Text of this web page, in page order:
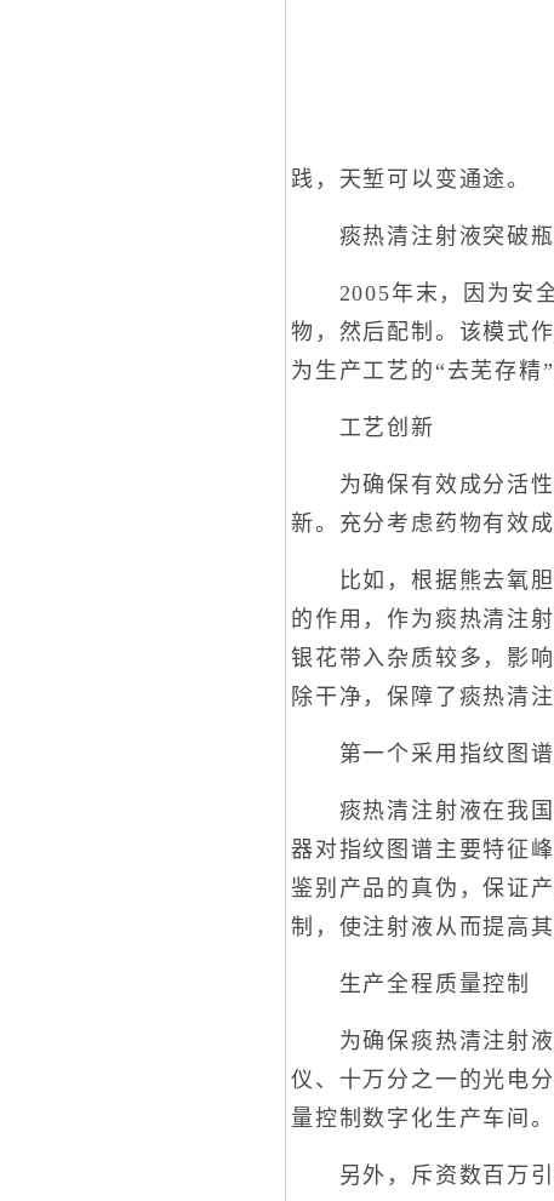
践，天堑可以变通途。
痰热清注射液突破瓶
2005年末，因为安全
物，然后配制。该模式
为生产工艺的“去芜存精
工艺创新
为确保有效成分活性
新。充分考虑药物有效
比如，根据熊去氧胆
的作用，作为痰热清注
银花带入杂质较多，影
除干净，保障了痰热清
第一个采用指纹图谱
痰热清注射液在我国
器对指纹图谱主要特征
鉴别产品的真伪，保证
制，使注射液从而提高
生产全程质量控制
为确保痰热清注射液
仪、十万分之一的光电
量控制数字化生产车间。
另外，斥资数百万引